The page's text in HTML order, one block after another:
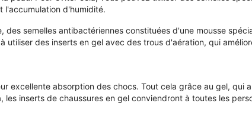
l'accumulation d'humidité.
des semelles antibactériennes constituées d'une mousse
utiliser des inserts en gel avec des trous d'aération, qui
excellente absorption des chocs. Tout cela grâce au gel,
les inserts de chaussures en gel conviendront à toutes les